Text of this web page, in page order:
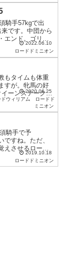
騎手57kgで出
です。中団から
ンド。ゴリゴ
走って...2022.06.10
ロードドミニオン
もタイムも体重
すが。牝馬の好
ーンステークス
月12日（日...
2020.06.25
ドウィリアム
ロードド
ミニオン
騎手で予
すね。ただ、
させるローテ
は流石に...
2019.10.18
ロードドミニオン